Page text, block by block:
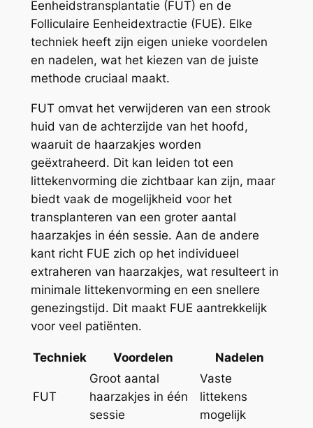
Eenheidstransplantatie (FUT) en de
Folliculaire Eenheidextractie (FUE). Elke
techniek heeft zijn eigen unieke voordelen
en nadelen, wat het kiezen van de juiste
methode cruciaal maakt.
FUT omvat het verwijderen van een strook
huid van de achterzijde van het hoofd,
waaruit de haarzakjes worden
geëxtraheerd. Dit kan leiden tot een
littekenvorming die zichtbaar kan zijn, maar
biedt vaak de mogelijkheid voor het
transplanteren van een groter aantal
haarzakjes in één sessie. Aan de andere
kant richt FUE zich op het individueel
extraheren van haarzakjes, wat resulteert in
minimale littekenvorming en een snellere
genezingstijd. Dit maakt FUE aantrekkelijk
voor veel patiënten.
Techniek Voordelen Nadelen
FUT
Groot aantal
haarzakjes in één
sessie
Vaste
littekens
mogelijk